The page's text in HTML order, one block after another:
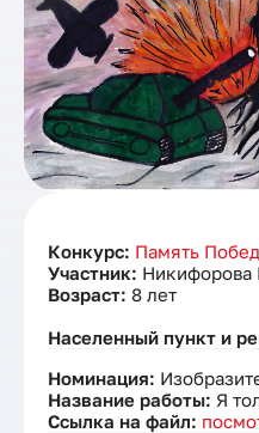
Конкурс: Память
Участник: Никифорова
Возраст: 8 лет
Населенный пункт и
Номинация:
Название работы: Я
Ссылка на файл: